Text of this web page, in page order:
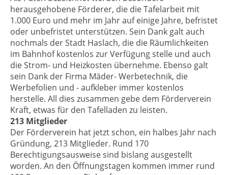
herausgehobene Förderer, die die Tafelarbeit mit
1.000 Euro und mehr im Jahr auf einige Jahre, befristet
oder unbefristet unterstützen. Sein Dank galt auch
nochmals der Stadt Haslach, die die Räumlichkeiten
im Bahnhof kostenlos zur Verfügung stelle und auch
die Strom- und Heizkosten übernehme. Ebenso galt
sein Dank der Firma Mäder- Werbetechnik, die
Werbefolien und - aufkleber immer kostenlos
herstelle. All dies zusammen gebe dem Förderverein
Kraft, etwas für den Tafelladen zu leisten.
213 Mitglieder
Der Förderverein hat jetzt schon, ein halbes Jahr nach
Gründung, 213 Mitglieder. Rund 170
Berechtigungsausweise sind bislang ausgestellt
worden. An den Öffnungstagen kommen immer rund